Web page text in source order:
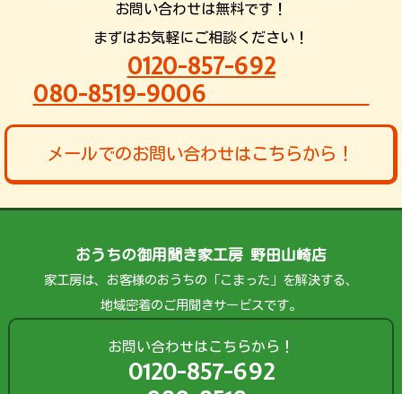
お問い合わせは無料です！
まずはお気軽にご相談ください！
0120-857-692
080-8519-9006
メールでのお問い合わせはこちらから！
おうちの御用聞き家工房 野田山崎店
家工房は、お客様のおうちの「こまった」を解決する、
地域密着のご用聞きサービスです。
お問い合わせはこちらから！
0120-857-692